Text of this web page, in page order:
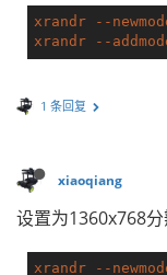
xrandr --
xrandr
--
1 条回复
xiaoqiang
设置为1360x768
xrandr --